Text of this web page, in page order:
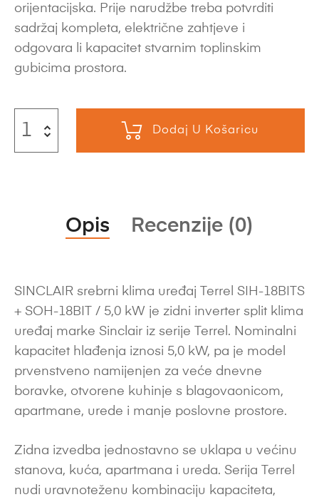
orijentacijska. Prije narudžbe treba potvrditi
sadržaj kompleta, električne zahtjeve i
odgovara li kapacitet stvarnim toplinskim
gubicima prostora.
Dodaj U Košaricu
Opis Recenzije (0)
SINCLAIR srebrni klima uređaj Terrel SIH-18BITS
+ SOH-18BIT / 5,0 kW je zidni inverter split klima
uređaj marke Sinclair iz serije Terrel. Nominalni
kapacitet hlađenja iznosi 5,0 kW, pa je model
prvenstveno namijenjen za veće dnevne
boravke, otvorene kuhinje s blagovaonicom,
apartmane, urede i manje poslovne prostore.
Zidna izvedba jednostavno se uklapa u većinu
stanova, kuća, apartmana i ureda. Serija Terrel
nudi uravnoteženu kombinaciju kapaciteta,